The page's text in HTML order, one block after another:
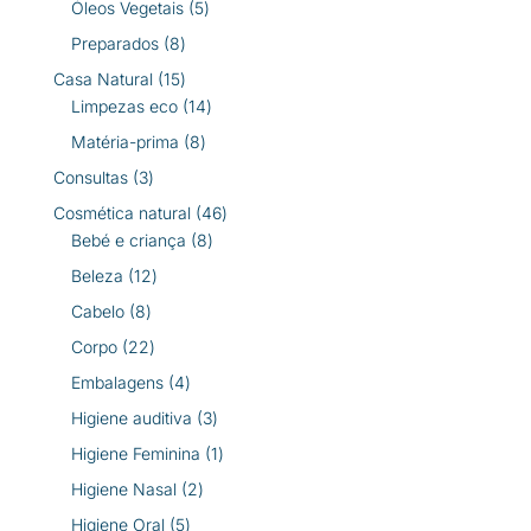
Óleos Vegetais 55
Preparados 88
produtos
Casa Natural 1515
produtos
Limpezas eco 1414
Matéria-prima 88
Consultas 33
produtos
Cosmética natural 4646
Bebé e criança 88
Beleza 1212
Cabelo 88
produtos
Corpo 2222
produtos
Embalagens 44
produtos
Higiene auditiva 33
produtos
Higiene Feminina 11
Higiene Nasal 22
Higiene Oral 55